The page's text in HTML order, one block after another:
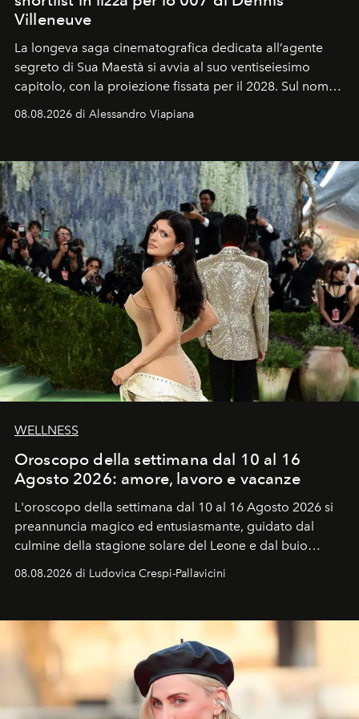
Villeneuve
La longeva saga cinematografica dedicata all’agente
segreto di Sua Maestà si avvia al suo ventiseiesimo
capitolo, con la proiezione fissata per il 2028. Sul nome
dell’attore chiamato a raccogliere l’eredità di Daniel
Craig, però, regna ancora il più assoluto riserbo.
08.08.2026 di Alessandro Viapiana
WELLNESS
Oroscopo della settimana dal 10 al 16
Agosto 2026: amore, lavoro e vacanze
L'oroscopo della settimana dal 10 al 16 Agosto 2026 si
preannuncia magico ed entusiasmante, guidato dal
culmine della stagione solare del Leone e dal buio
favorevole della Luna nuova in Leone del 12 agosto,
ideale per la notte delle Perseidi.
08.08.2026 di Ludovica Crespi-Pallavicini